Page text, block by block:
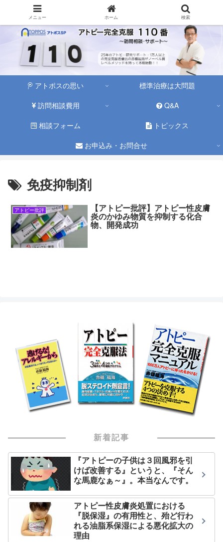
アトポスの思い
標準治療は大問題
訪問相談費用
Q&A
相談フォーム
トピックス
お申込み・お問合せ
免疫抑制剤
アトピー批評 【アトピー批評】アトピー性皮膚
炎のかゆみ物質を抑制する化合
物、開発成功
新着記事
『アトピーの子供は３回風邪を引
けば改善する』というと、『そん
な馬鹿なぁ～』。本当なんです。
アトピー性皮膚炎処置における
『脱保湿』の有用性と、殆ど行わ
れる油脂系保湿による悪化拡大の
理由
メニュー ホーム 検索